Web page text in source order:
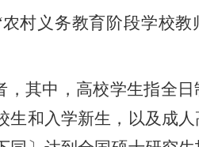
村义务教育阶段学校
，其中，高校学生指全
生和入学新生，以及成